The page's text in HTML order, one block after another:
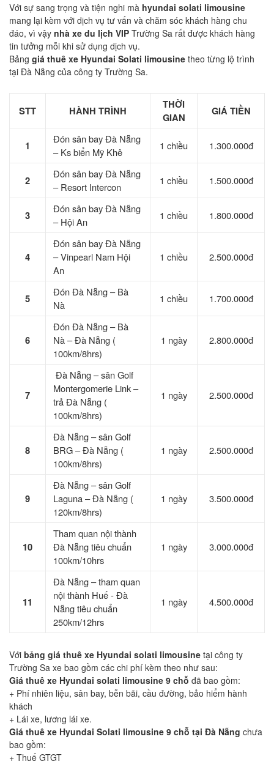
Với sự sang trọng và tiện nghi mà hyundai solati limousine
mang lại kèm với dịch vụ tư vấn và chăm sóc khách hàng chu
đáo, vì vậy nhà xe du lịch VIP Trường Sa rất được khách hàng
tin tưởng mỗi khi sử dụng dịch vụ.
Bảng giá thuê xe Hyundai Solati limousine theo từng lộ trình
tại Đà Nẵng của công ty Trường Sa.
STT HÀNH TRÌNH
THỜI
GIAN
GIÁ TIỀN
1
Đón sân bay Đà Nẵng
– Ks biển Mỹ Khê
1 chiều 1.300.000đ
2
Đón sân bay Đà Nẵng
– Resort Intercon
1 chiều 1.500.000đ
3
Đón sân bay Đà Nẵng
– Hội An
1 chiều 1.800.000đ
4
Đón sân bay Đà Nẵng
– Vinpearl Nam Hội
An
1 chiều 2.500.000đ
5
Đón Đà Nẵng – Bà
Nà
1 chiều 1.700.000đ
6
Đón Đà Nẵng – Bà
Nà – Đà Nẵng (
100km/8hrs)
1 ngày 2.800.000đ
7
Đà Nẵng – sân Golf
Montergomerie Link –
trả Đà Nẵng (
100km/8hrs)
1 ngày 2.500.000đ
8
Đà Nẵng – sân Golf
BRG – Đà Nẵng (
100km/8hrs)
1 ngày 2.500.000đ
9
Đà Nẵng – sân Golf
Laguna – Đà Nẵng (
120km/8hrs)
1 ngày 3.500.000đ
10
Tham quan nội thành
Đà Nẵng tiêu chuẩn
100km/10hrs
1 ngày 3.000.000đ
11
Đà Nẵng – tham quan
nội thành Huế - Đà
Nẵng tiêu chuẩn
250km/12hrs
1 ngày 4.500.000đ
Với bảng giá thuê xe Hyundai solati limousine tại công ty
Trường Sa xe bao gồm các chi phí kèm theo như sau:
Giá thuê xe Hyundai solati limousine 9 chỗ đã bao gồm:
+ Phí nhiên liệu, sân bay, bễn bãi, cầu đường, bảo hiểm hành
khách
+ Lái xe, lương lái xe.
Giá thuê xe Hyundai Solati limousine 9 chỗ tại Đà Nẵng chưa
bao gồm:
+ Thuế GTGT